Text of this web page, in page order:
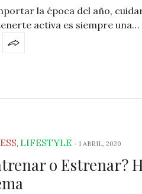
la época del año,
activa es siempre una…
, LIFESTYLE - 1 ABRIL, 2020
o Estrenar?